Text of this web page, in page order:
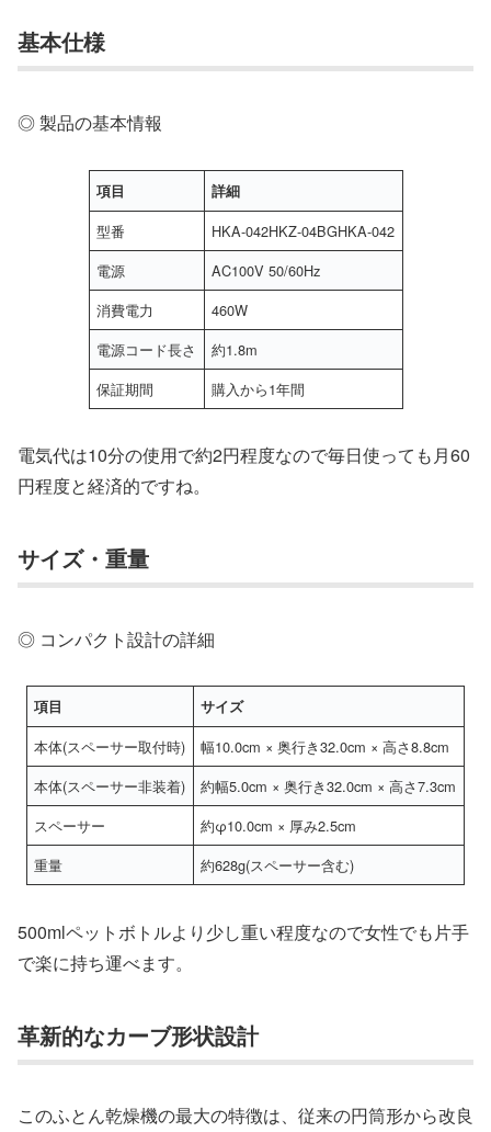
基本仕様
◎ 製品の基本情報
項目 詳細
型番
HKA-042HKZ-04BGHKA-042
電源
AC100V 50/60Hz
消費電力
460W
電源コード長さ
約1.8m
保証期間
購入から1年間
電気代は10分の使用で約2円程度なので毎日使っても月60
円程度と経済的ですね。
サイズ・重量
◎ コンパクト設計の詳細
項目 サイズ
本体(スペーサー取付時)
幅10.0cm × 奥行き32.0cm × 高さ8.8cm
本体(スペーサー非装着)
約幅5.0cm × 奥行き32.0cm × 高さ7.3cm
スペーサー
約φ10.0cm × 厚み2.5cm
重量
約628g(スペーサー含む)
500mlペットボトルより少し重い程度なので女性でも片手
で楽に持ち運べます。
革新的なカーブ形状設計
このふとん乾燥機の最大の特徴は、従来の円筒形から改良